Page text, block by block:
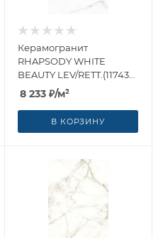
Керамогранит
RHAPSODY WHITE
BEAUTY LEV/RETT.(117432)
60x120 от Naxos Ceramica
(Италия)
8 233 ₽/м²
В КОРЗИНУ